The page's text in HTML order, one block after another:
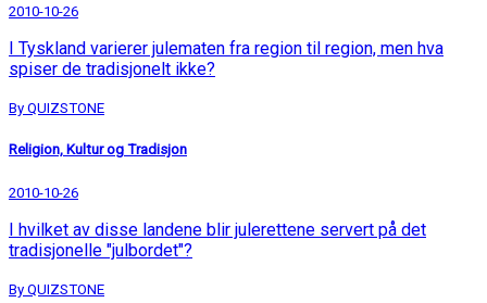
2010-10-26
I Tyskland varierer julematen fra region til region, men hva
spiser de tradisjonelt ikke?
By QUIZSTONE
Religion, Kultur og Tradisjon
2010-10-26
I hvilket av disse landene blir julerettene servert på det
tradisjonelle "julbordet"?
By QUIZSTONE